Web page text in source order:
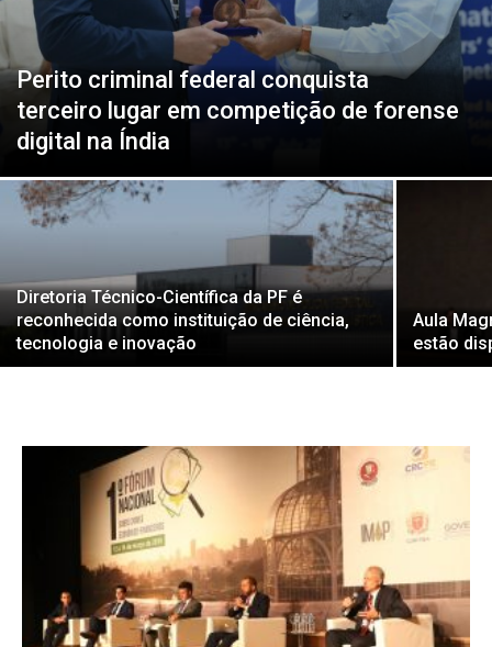
Perito criminal federal conquista
terceiro lugar em competição de forense
digital na Índia
Diretoria Técnico-Científica da PF é
reconhecida como instituição de ciência,
tecnologia e inovação
Aula
estão